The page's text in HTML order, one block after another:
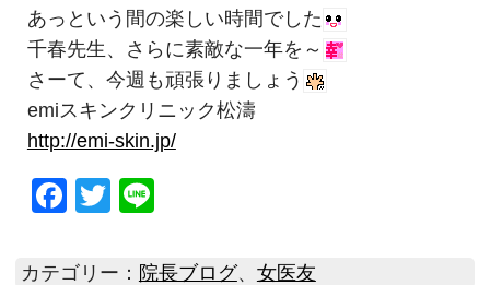
あっという間の楽しい時間でした
千春先生、さらに素敵な一年を～
さーて、今週も頑張りましょう
emiスキンクリニック松濤
http://emi-skin.jp/
Facebook
Twitter
Line
カテゴリー： 院長ブログ、 女医友